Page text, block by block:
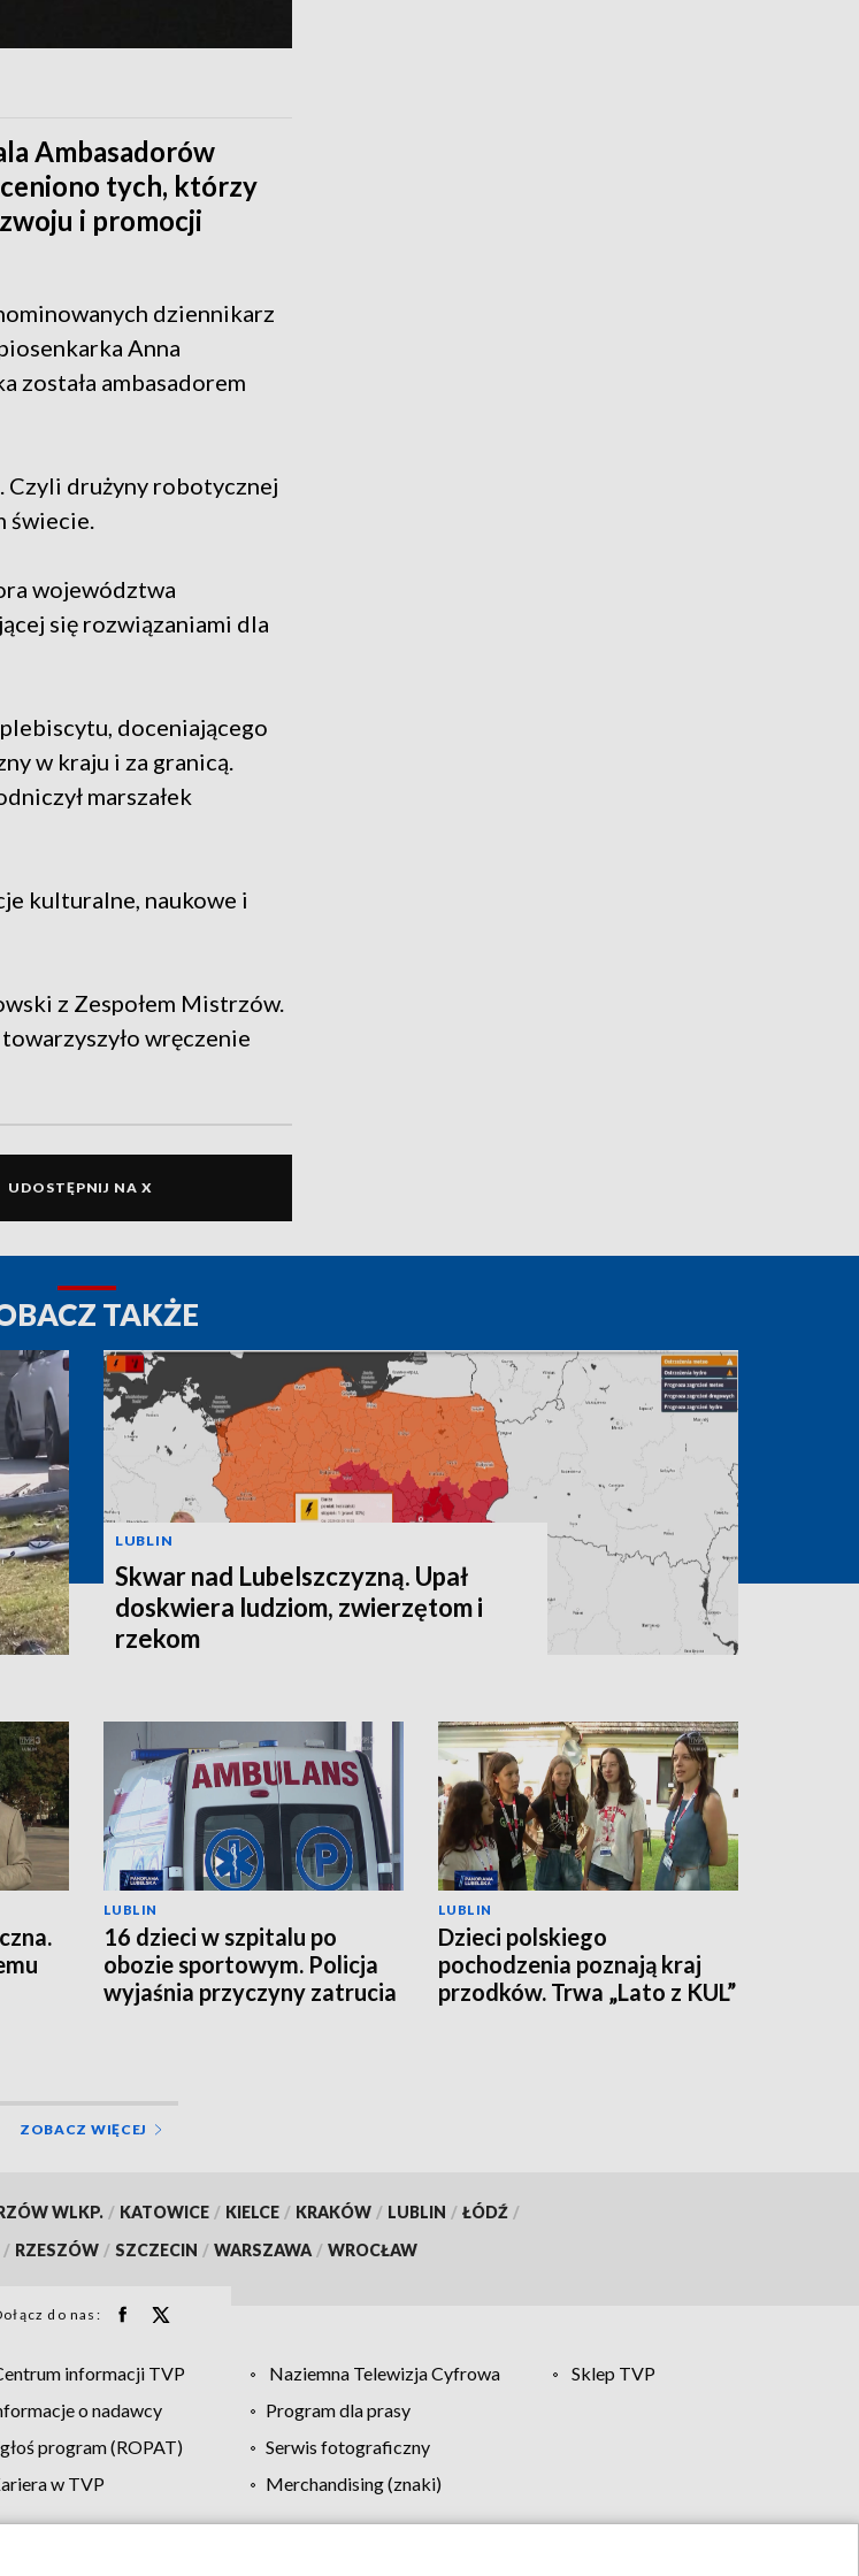
Ambasadorów
tych, którzy
i promocji
dziennikarz
Anna
została ambasadorem
Czyli drużyny robotycznej
świecie.
województwa
się rozwiązaniami dla
doceniającego
w kraju i za granicą.
marszałek
kulturalne, naukowe i
z Zespołem Mistrzów.
wręczenie
UDOSTĘPNIJ NA X
TAKŻE
LUBLIN
Skwar nad Lubelszczyzną. Upał
doskwiera ludziom, zwierzętom i
rzekom
LUBLIN
16 dzieci w szpitalu po
obozie sportowym. Policja
wyjaśnia przyczyny zatrucia
LUBLIN
Dzieci polskiego
pochodzenia poznają kraj
przodków. Trwa „Lato z KUL”
ZOBACZ WIĘCEJ
WLKP. / KATOWICE / KIELCE / KRAKÓW / LUBLIN / ŁÓDŹ /
/ RZESZÓW / SZCZECIN / WARSZAWA / WROCŁAW
do nas:
informacji TVP Naziemna Telewizja Cyfrowa
Sklep TVP
o nadawcy
Program dla prasy
program (ROPAT)
Serwis fotograficzny
w TVP
Merchandising (znaki)